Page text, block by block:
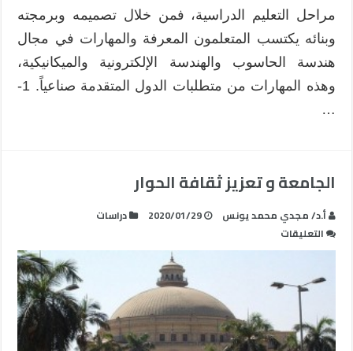
مراحل التعليم الدراسية، فمن خلال تصميمه وبرمجته
وبنائه يكتسب المتعلمون المعرفة والمهارات في مجال
هندسة الحاسوب والهندسة الإلكترونية والميكانيكية،
وهذه المهارات من متطلبات الدول المتقدمة صناعياً. 1-
…
الجامعة و تعزيز ثقافة الحوار
أ.د/ مجدي محمد يونس 2020/01/29
دراسات
التعليقات
الجامعة
تعزيز
الحوار
مغلقة